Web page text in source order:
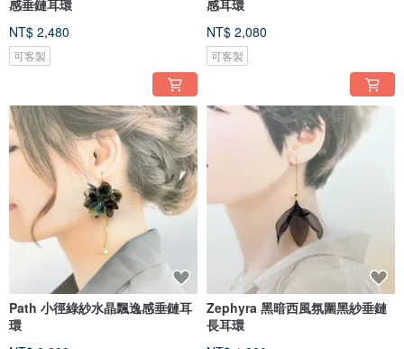
感垂鏈耳環
NT$ 2,480
可客製
感耳環
NT$ 2,080
可客製
Path 小徑綠紗水晶飄逸感垂鏈耳
環
Zephyra 黑暗西風氛圍黑紗垂鏈
長耳環